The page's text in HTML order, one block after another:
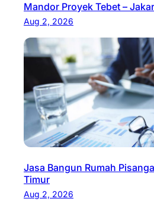
Mandor Proyek Tebet –
Aug 2, 2026
Jasa Bangun Rumah
Timur
Aug 2, 2026